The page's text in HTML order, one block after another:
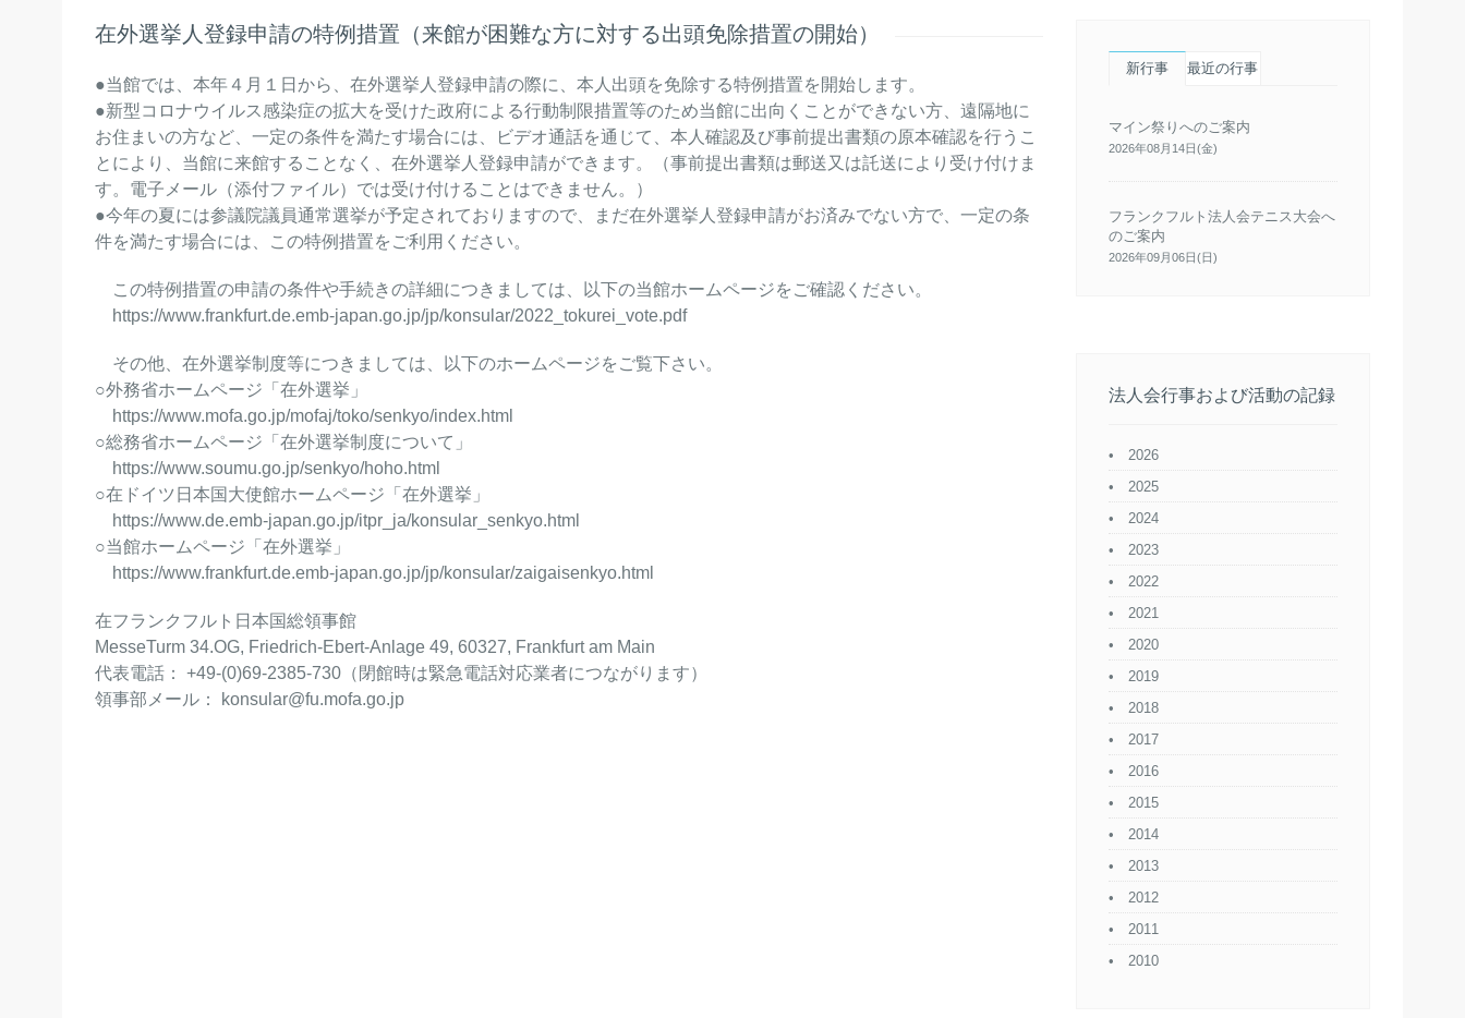
在外選挙人登録申請の特例措置（来館が困難な方に対する出頭免除措置の開始）
●当館では、本年４月１日から、在外選挙人登録申請の際に、本人出頭を免除する特例措置を開始します。
●新型コロナウイルス感染症の拡大を受けた政府による行動制限措置等のため当館に出向くことができない方、遠隔地に
お住まいの方など、一定の条件を満たす場合には、ビデオ通話を通じて、本人確認及び事前提出書類の原本確認を行うこ
とにより、当館に来館することなく、在外選挙人登録申請ができます。（事前提出書類は郵送又は託送により受け付けま
す。電子メール（添付ファイル）では受け付けることはできません。）
●今年の夏には参議院議員通常選挙が予定されておりますので、まだ在外選挙人登録申請がお済みでない方で、一定の条
件を満たす場合には、この特例措置をご利用ください。
この特例措置の申請の条件や手続きの詳細につきましては、以下の当館ホームページをご確認ください。
https://www.frankfurt.de.emb-japan.go.jp/jp/konsular/2022_tokurei_vote.pdf
その他、在外選挙制度等につきましては、以下のホームページをご覧下さい。
○外務省ホームページ「在外選挙」
https://www.mofa.go.jp/mofaj/toko/senkyo/index.html
○総務省ホームページ「在外選挙制度について」
https://www.soumu.go.jp/senkyo/hoho.html
○在ドイツ日本国大使館ホームページ「在外選挙」
https://www.de.emb-japan.go.jp/itpr_ja/konsular_senkyo.html
○当館ホームページ「在外選挙」
https://www.frankfurt.de.emb-japan.go.jp/jp/konsular/zaigaisenkyo.html
在フランクフルト日本国総領事館
MesseTurm 34.OG, Friedrich-Ebert-Anlage 49, 60327, Frankfurt am Main
代表電話： +49-(0)69-2385-730（閉館時は緊急電話対応業者につながります）
領事部メール： konsular@fu.mofa.go.jp
新行事 最近の行事
マイン祭りへのご案内
2026年08月14日(金)
フランクフルト法人会テニス大会へ
のご案内
2026年09月06日(日)
法人会行事および活動の記録
2026
2025
2024
2023
2022
2021
2020
2019
2018
2017
2016
2015
2014
2013
2012
2011
2010